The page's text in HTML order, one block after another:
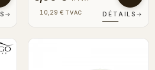
→ 10,29 € TVAC DÉTAILS →